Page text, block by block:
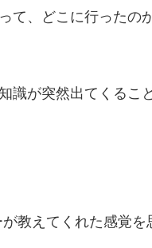
て、どこに行ったの
が突然出てくるこ
教えてくれた感覚を